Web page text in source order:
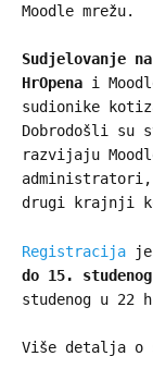
Moodle mrežu.
Sudjelovanje
HrOpena i
sudionike
Dobrodošli
razvijaju
drugi krajnji
Registracija je
do 15. studenog
studenog u 22
Više detalja o